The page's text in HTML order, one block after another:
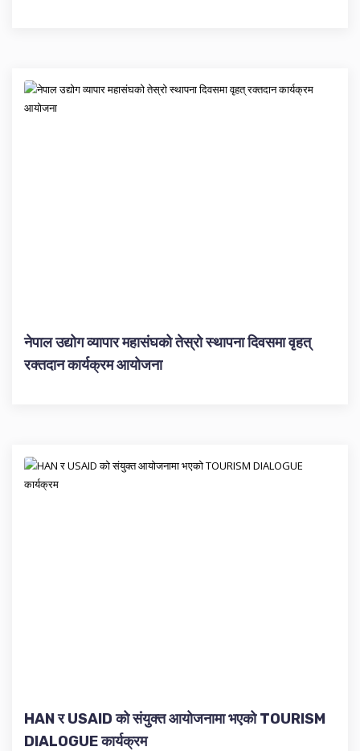
नेपाल उद्योग व्यापार महासंघको तेस्रो स्थापना दिवसमा वृहत्
रक्तदान कार्यक्रम आयोजना
HAN र USAID को संयुक्त आयोजनामा भएको TOURISM
DIALOGUE कार्यक्रम